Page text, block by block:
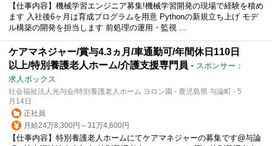
【仕事内容】機械学習エンジニア募集!機械学習開発の現場で経験を積め
ます 入社後6ヶ月は育成プログラムを用意 Pythonの新規立ち上げ モデ
ル構築の開発を担当します 前処理の運用・監視 ...
ケアマネジャー/賞与4.3ヵ月/車通勤可/年間休日110日
以上/特別養護老人ホーム/介護支援専門員 - スポンサー：
求人ボックス
社会福祉法人光与会/特別養護老人ホーム ヨロン園 - 鹿児島県 与論町 - 5
月14日
正社員
月給24万8,300円～31万4,600円
【仕事内容】特別養護老人ホームにてケアマネジャーの募集です@与論